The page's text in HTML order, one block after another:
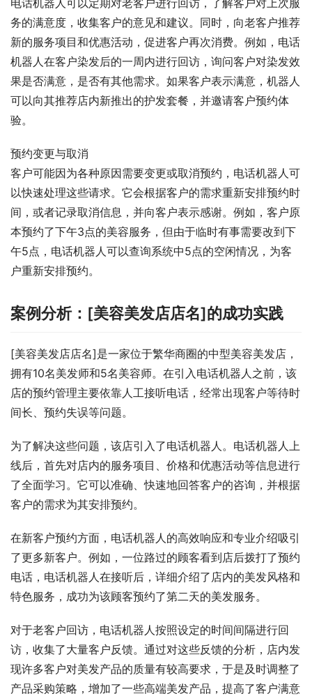
务的满意度，收集客户的意见和建议。同时，向老客户推荐
新的服务项目和优惠活动，促进客户再次消费。例如，电话
机器人在客户染发后的一周内进行回访，询问客户对染发效
果是否满意，是否有其他需求。如果客户表示满意，机器人
可以向其推荐店内新推出的护发套餐，并邀请客户预约体
验。
预约变更与取消
客户可能因为各种原因需要变更或取消预约，电话机器人可
以快速处理这些请求。它会根据客户的需求重新安排预约时
间，或者记录取消信息，并向客户表示感谢。例如，客户原
本预约了下午3点的美容服务，但由于临时有事需要改到下
午5点，电话机器人可以查询系统中5点的空闲情况，为客
户重新安排预约。
案例分析：[美容美发店店名]的成功实践
[美容美发店店名]是一家位于繁华商圈的中型美容美发店，
拥有10名美发师和5名美容师。在引入电话机器人之前，该
店的预约管理主要依靠人工接听电话，经常出现客户等待时
间长、预约失误等问题。
为了解决这些问题，该店引入了电话机器人。电话机器人上
线后，首先对店内的服务项目、价格和优惠活动等信息进行
了全面学习。它可以准确、快速地回答客户的咨询，并根据
客户的需求为其安排预约。
在新客户预约方面，电话机器人的高效响应和专业介绍吸引
了更多新客户。例如，一位路过的顾客看到店后拨打了预约
电话，电话机器人在接听后，详细介绍了店内的美发风格和
特色服务，成功为该顾客预约了第二天的美发服务。
对于老客户回访，电话机器人按照设定的时间间隔进行回
访，收集了大量客户反馈。通过对这些反馈的分析，店内发
现许多客户对美发产品的质量有较高要求，于是及时调整了
产品采购策略，增加了一些高端美发产品，提高了客户满意